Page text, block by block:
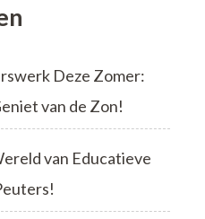
Deze Zomer:
van de Zon!
van Educatieve